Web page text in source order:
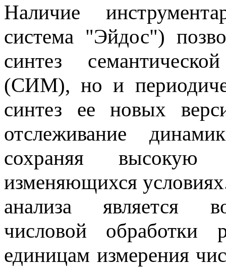
Наличие
система "Эйдос")
синтез
(СИМ), но и
синтез ее новых
отслеживание
сохраняя высокую
изменяющихся
анализа является
числовой
единицам измерения